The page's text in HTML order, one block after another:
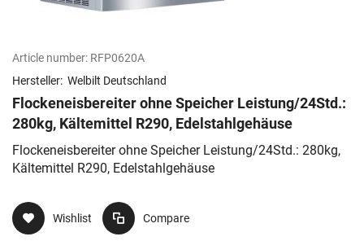
Article number: RFP0620A
Hersteller: Welbilt Deutschland
Flockeneisbereiter ohne Speicher Leistung/24Std.:
280kg, Kältemittel R290, Edelstahlgehäuse
Flockeneisbereiter ohne Speicher Leistung/24Std.: 280kg,
Kältemittel R290, Edelstahlgehäuse
Wishlist Compare